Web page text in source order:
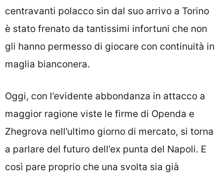
centravanti polacco sin dal suo arrivo a Torino
è stato frenato da tantissimi infortuni che non
gli hanno permesso di giocare con continuità in
maglia bianconera.
Oggi, con l’evidente abbondanza in attacco a
maggior ragione viste le firme di Openda e
Zhegrova nell’ultimo giorno di mercato, si torna
a parlare del futuro dell’ex punta del Napoli. E
così pare proprio che una svolta sia già